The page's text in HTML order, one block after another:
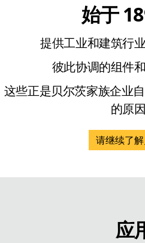
始于
提供工业和建筑行
彼此协调的组件
这些正是贝尔茨家族企业
的原因
请继续了
应